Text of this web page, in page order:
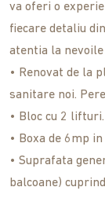
va oferi o
fiecare detaliu
atentia la
• Renovat de la
sanitare noi.
• Bloc cu 2 lifturi.
• Boxa de 6mp
• Suprafata
balcoane)